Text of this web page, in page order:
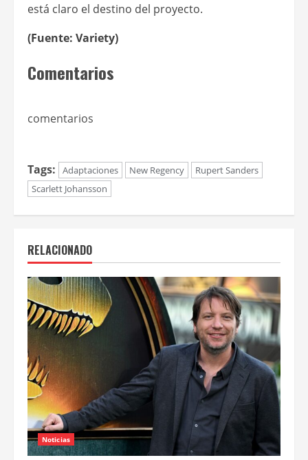
está claro el destino del proyecto.
(Fuente: Variety)
Comentarios
comentarios
Tags: Adaptaciones New Regency
Rupert Sanders
Scarlett Johansson
RELACIONADO
Noticias